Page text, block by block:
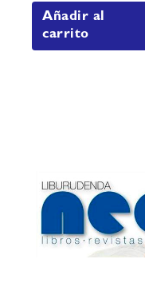
Añadir al
carrito